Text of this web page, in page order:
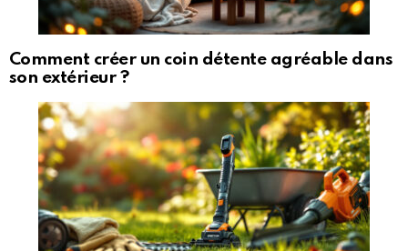
Comment créer un coin détente agréable dans
son extérieur ?